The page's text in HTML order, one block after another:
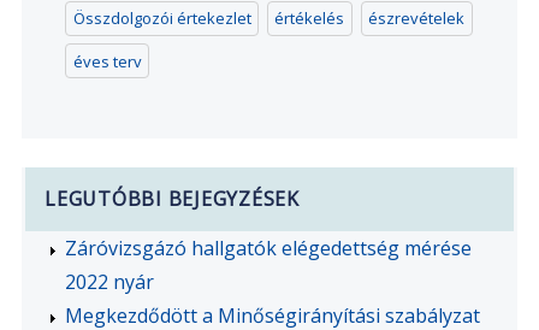
Összdolgozói értekezlet
értékelés
észrevételek
éves terv
LEGUTÓBBI BEJEGYZÉSEK
Záróvizsgázó hallgatók elégedettség mérése
2022 nyár
Megkezdődött a Minőségirányítási szabályzat